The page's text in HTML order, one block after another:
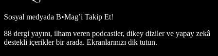
Sosyal medyada B•Mag’i Takip Et!
88 dergi yayını, ilham veren podcastler, dikey diziler ve yapay zekâ
destekli içerikler bir arada. Ekranlarınızı dik tutun.